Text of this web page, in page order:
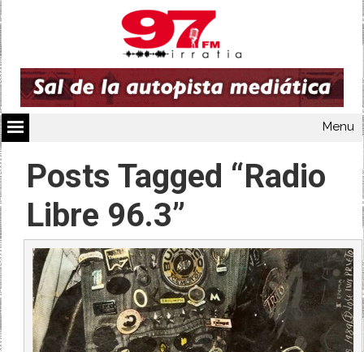
Menu
Posts Tagged “Radio
Libre 96.3”